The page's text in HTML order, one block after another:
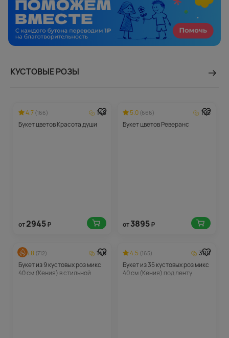
КУСТОВЫЕ РОЗЫ
4.7 (166)
148
Букет цветов Красота души
от2945₽
5.0 (666)
195
Букет цветов Реверанс
от3895₽
4.8 (712)
146
Букет из 9 кустовых роз микс
40 см (Кения) в стильной
4.5 (165)
300
Букет из 35 кустовых роз микс
40 см (Кения) под ленту